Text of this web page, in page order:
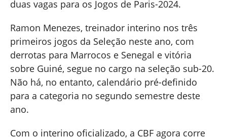
duas vagas para os Jogos de Paris-2024.
Ramon Menezes, treinador interino nos três
primeiros jogos da Seleção neste ano, com
derrotas para Marrocos e Senegal e vitória
sobre Guiné, segue no cargo na seleção sub-20.
Não há, no entanto, calendário pré-definido
para a categoria no segundo semestre deste
ano.
Com o interino oficializado, a CBF agora corre